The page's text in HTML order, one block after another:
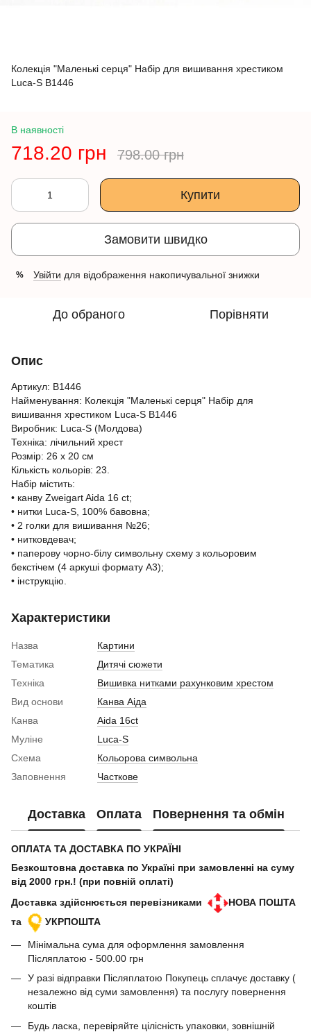
Колекція "Маленькі серця" Набір для вишивання хрестиком
Luca-S B1446
В наявності
718.20 грн 798.00 грн
Купити
Замовити швидко
% Увійти для відображення накопичувальної знижки
До обраного Порівняти
Опис
Артикул: B1446
Найменування: Колекція "Маленькі серця" Набір для
вишивання хрестиком Luca-S B1446
Виробник: Luca-S (Молдова)
Техніка: лічильний хрест
Розмір: 26 x 20 см
Кількість кольорів: 23.
Набір містить:
• канву Zweigart Aida 16 ct;
• нитки Luca-S, 100% бавовна;
• 2 голки для вишивання №26;
• нитковдевач;
• паперову чорно-білу символьну схему з кольоровим
бекстічем (4 аркуші формату A3);
• інструкцію.
Характеристики
Назва
Картини
Тематика
Дитячі сюжети
Техніка
Вишивка нитками рахунковим хрестом
Вид основи
Канва Аіда
Канва
Aida 16сt
Муліне
Luca-S
Схема
Кольорова символьна
Заповнення
Часткове
Доставка Оплата Повернення та обмін
ОПЛАТА ТА ДОСТАВКА ПО УКРАЇНІ
Безкоштовна доставка по Україні при замовленні на суму
від 2000 грн.! (при повній оплаті)
Доставка здійснюється перевізниками
НОВА ПОШТА
та
УКРПОШТА
Мінімальна сума для оформлення замовлення
Післяплатою - 500.00 грн
У разі відправки Післяплатою Покупець сплачує доставку (
незалежно від суми замовлення) та послугу повернення
коштів
Будь ласка, перевіряйте цілісність упаковки, зовнішній